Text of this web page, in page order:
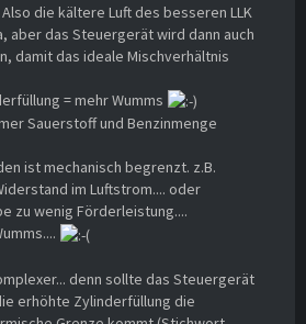
die kältere Luft des besseren LLK
aber das Steuergerät wird dann auch
damit das ideale Mischverhältnis
= mehr Wumms
Sauerstoff und Benzinmenge
ist mechanisch begrenzt. z.B.
im Luftstrom.... oder
zu wenig Förderleistung....
denn sollte das Steuergerät
erhöhte Zylinderfüllung die